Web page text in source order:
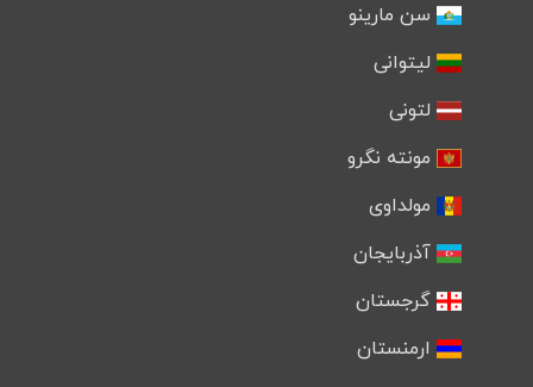
سن مارینو
لیتوانی
لتونی
مونته نگرو
مولداوی
آذربایجان
گرجستان
ارمنستان